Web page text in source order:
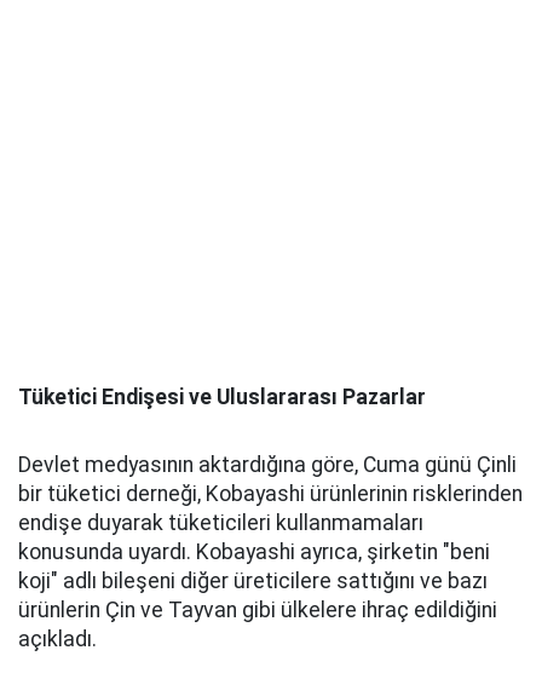
Tüketici Endişesi ve Uluslararası Pazarlar
Devlet medyasının aktardığına göre, Cuma günü Çinli
bir tüketici derneği, Kobayashi ürünlerinin risklerinden
endişe duyarak tüketicileri kullanmamaları
konusunda uyardı. Kobayashi ayrıca, şirketin "beni
koji" adlı bileşeni diğer üreticilere sattığını ve bazı
ürünlerin Çin ve Tayvan gibi ülkelere ihraç edildiğini
açıkladı.